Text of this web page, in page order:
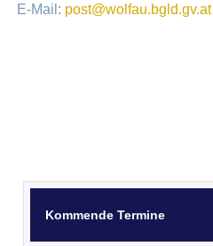
E-Mail: post@wolfau.bgld.gv.at
Kommende Termine